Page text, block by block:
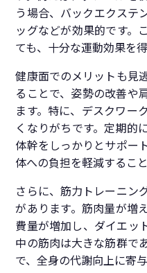
う場合、バックエクステ
ッグなどが効果的です。
ても、十分な運動効果を
健康面でのメリットも見
ることで、姿勢の改善や
ます。特に、デスクワー
くなりがちです。定期的
体幹をしっかりとサポー
体への負担を軽減すること
さらに、筋力トレーニン
があります。筋肉量が増
費量が増加し、ダイエッ
中の筋肉は大きな筋群で
で、全身の代謝向上に寄与